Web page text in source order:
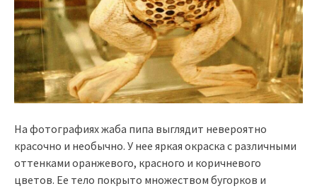
На фотографиях жаба пипа выглядит невероятно
красочно и необычно. У нее яркая окраска с различными
оттенками оранжевого, красного и коричневого
цветов. Ее тело покрыто множеством бугорков и